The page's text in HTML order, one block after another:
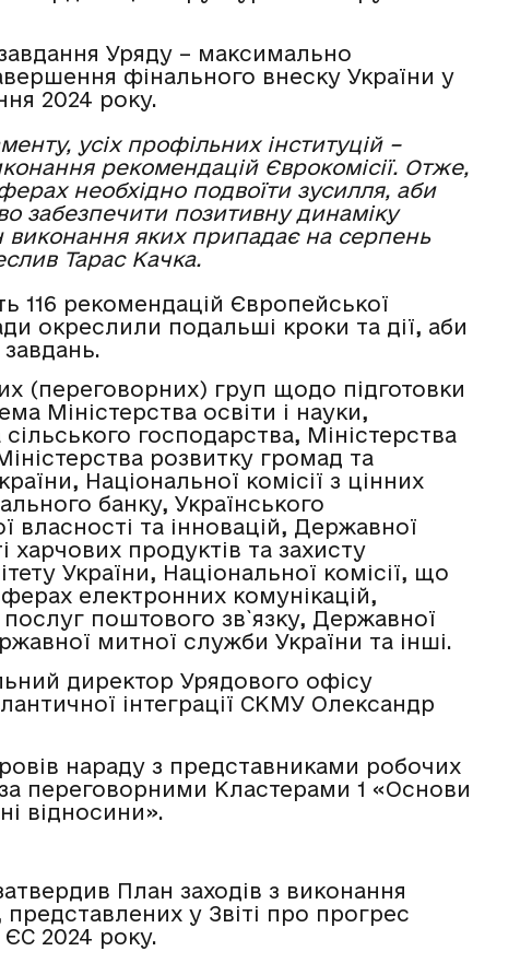
Уряду – максимально
фінального внеску України у
2024 року.
усіх профільних інституцій –
рекомендацій Єврокомісії. Отже,
необхідно подвоїти зусилля, аби
забезпечити позитивну динаміку
виконання яких припадає на серпень
Тарас Качка.
116 рекомендацій Європейської
окреслили подальші кроки та дії, аби
(переговорних) груп щодо підготовки
Міністерства освіти і науки,
господарства, Міністерства
розвитку громад та
Національної комісії з цінних
банку, Українського
власності та інновацій, Державної
харчових продуктів та захисту
України, Національної комісії, що
електронних комунікацій,
поштового зв`язку, Державної
митної служби України та інші.
директор Урядового офісу
інтеграції СКМУ Олександр
нараду з представниками робочих
переговорними Кластерами 1 «Основи
відносини».
План заходів з виконання
у Звіті про прогрес
2024 року.